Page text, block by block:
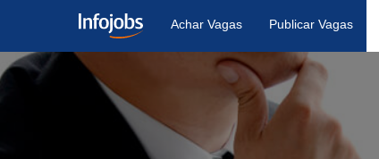
Achar Vagas Publicar Vagas